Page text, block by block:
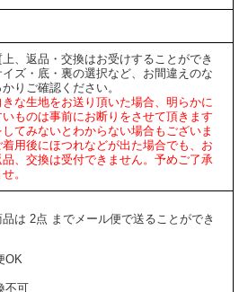
、返品・交換はお受けすることができ
イズ・底・裏の選択など、お間違えのな
りご確認ください。
な生地をお送り頂いた場合、明らかに
ものは事前にお断りをさせて頂きます
てみないとわからない場合もございま
用後にほつれなどが出た場合でも、お
、交換は受付できません。予めご了承
。
は 2点 までメール便で送ることができ